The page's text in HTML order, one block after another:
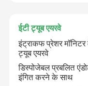
ईटी ट्यूब एयरवे
इंट्राकफ प्रेशर
ट्यूब एयरवे
डिस्पोजेबल प्रबलित
इंगित करने के साथ